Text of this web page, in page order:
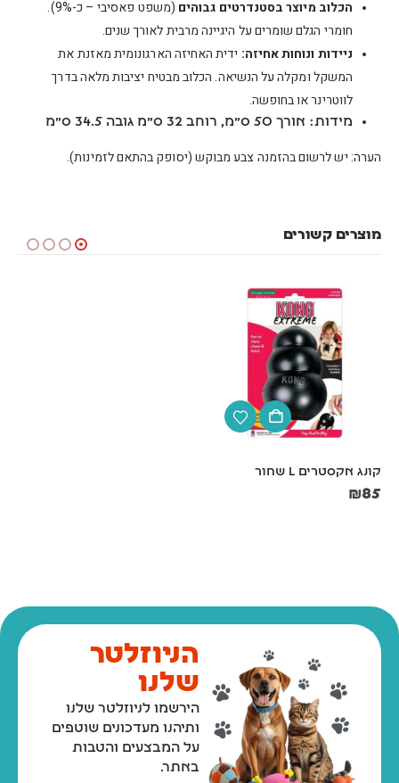
הכלוב מיוצר בסטנדרטים גבוהים
(משפט פאסיבי – כ-9%).
חומרי הגלם שומרים על היגיינה מרבית לאורך שנים.
ניידות ונוחות אחיזה: ידית האחיזה הארגונומית מאזנת את
המשקל ומקלה על הנשיאה. הכלוב מבטיח יציבות מלאה בדרך
לווטרינר או בחופשה.
מידות: אורך 50 ס"מ, רוחב 32 ס"מ גובה 34.5 ס"מ
הערה: יש לרשום בהזמנה צבע מבוקש (יסופק בהתאם לזמינות).
מוצרים קשורים
קונג אקסטרים L שחור
₪85
הניוזלטר
שלנו
הירשמו לניוזלטר שלנו
ותיהנו מעדכונים שוטפים
על המבצעים והטבות
באתר.